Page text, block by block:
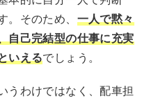
。そのため、 一人で黙々
自己完結型の仕事に充実
いえるでしょう。
うわけではなく、配車担